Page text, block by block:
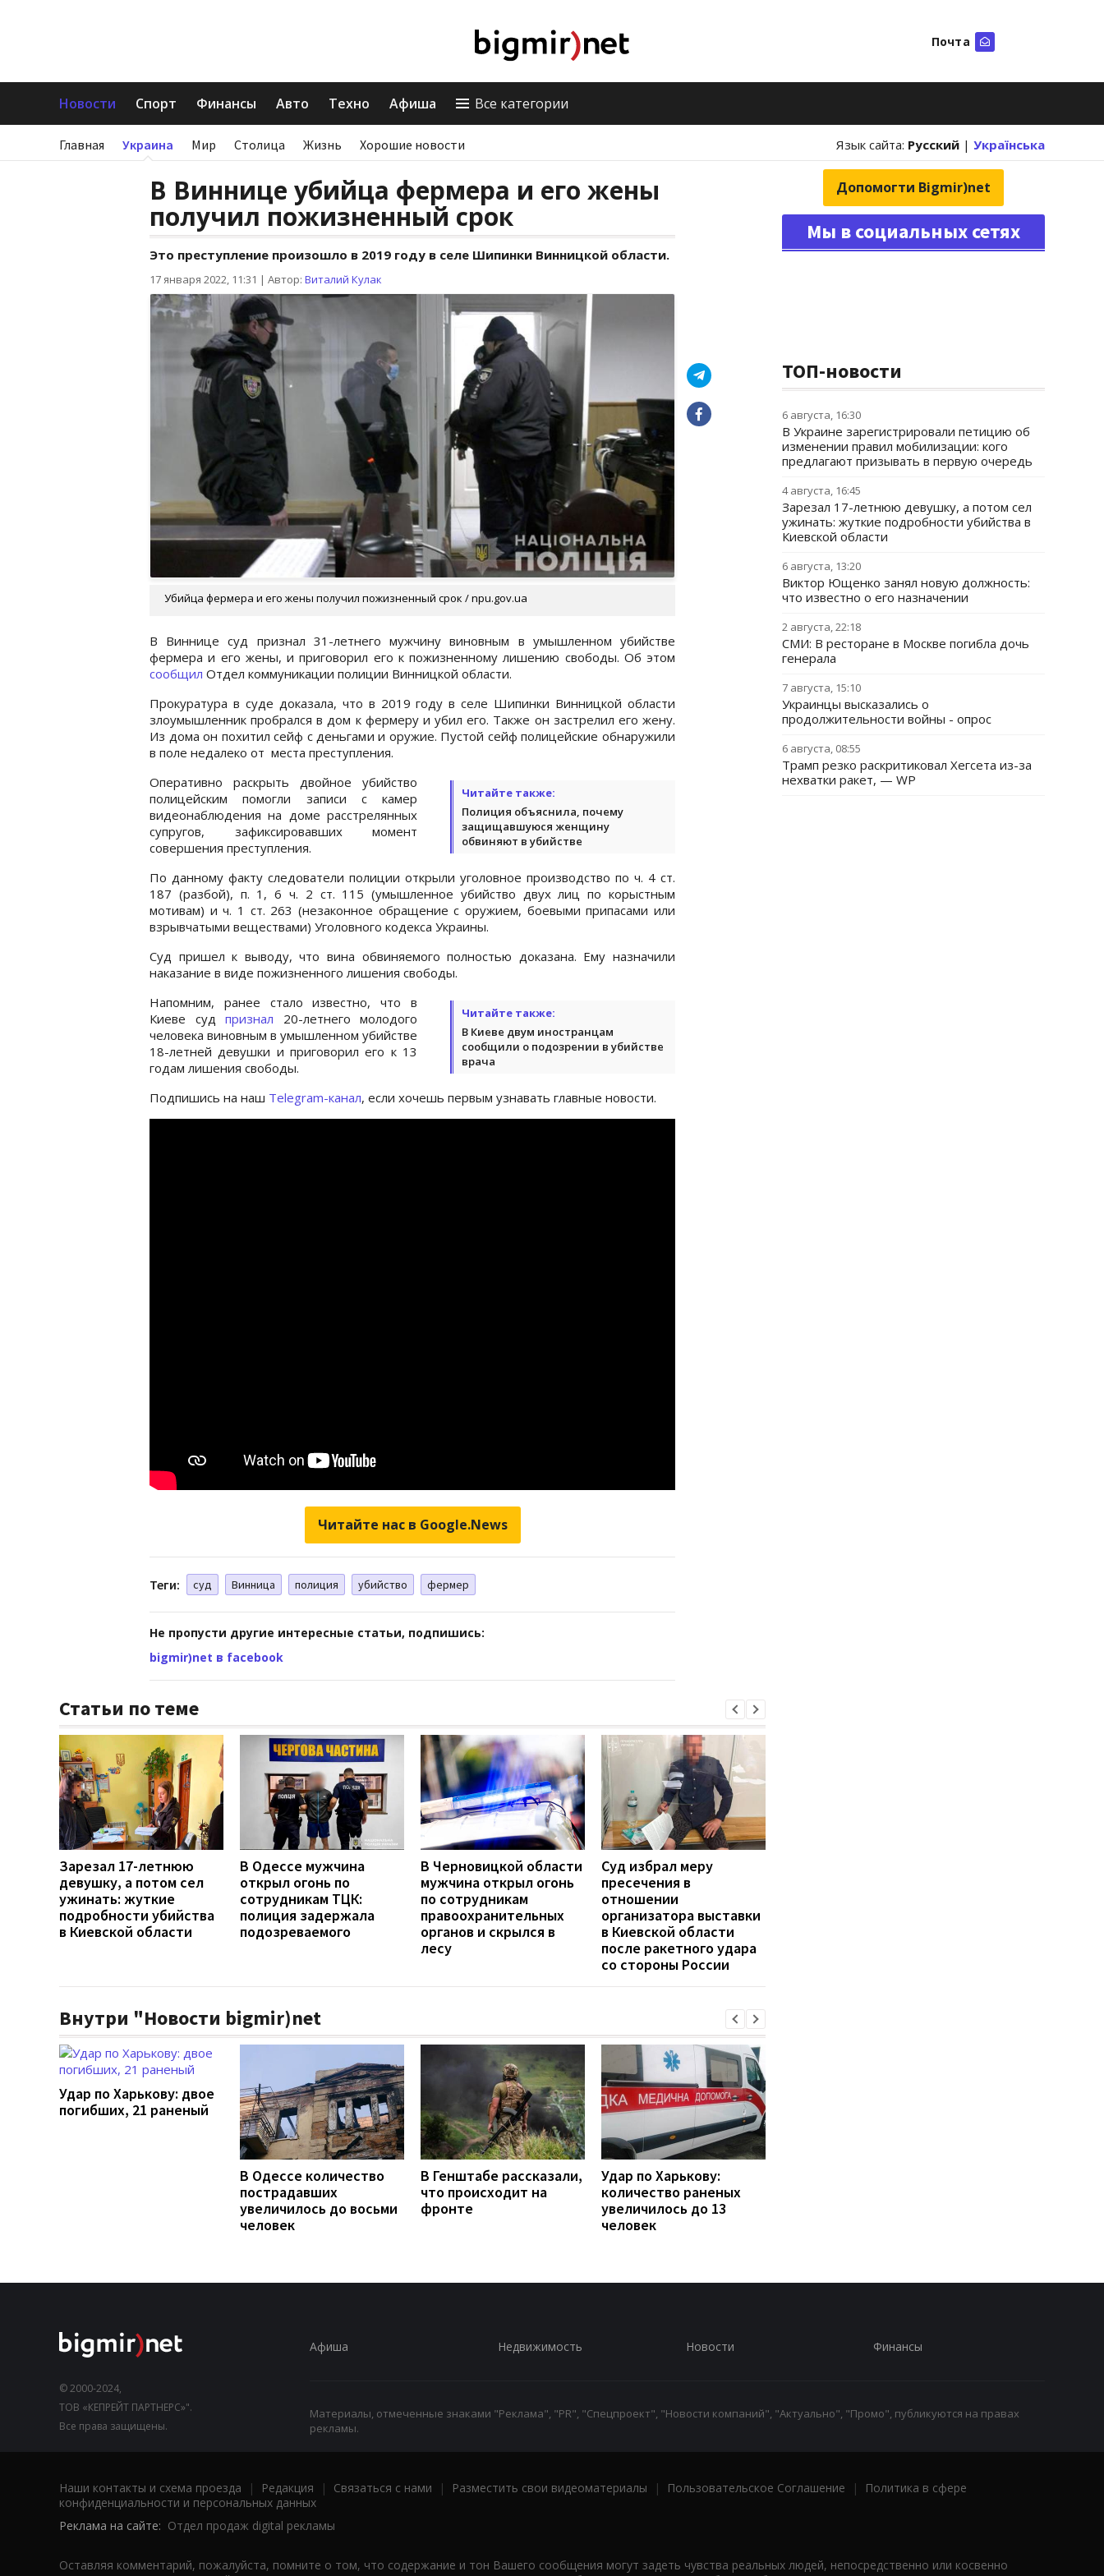
Почта
Новости Спорт Финансы Авто Техно Афиша Все категории
Главная Украина Мир Столица Жизнь Хорошие новости Язык сайта: Русский | Українська
В Виннице убийца фермера и его жены
получил пожизненный срок
Это преступление произошло в 2019 году в селе Шипинки Винницкой области.
17 января 2022, 11:31 | Автор: Виталий Кулак
Убийца фермера и его жены получил пожизненный срок / npu.gov.ua
В Виннице суд признал 31-летнего мужчину виновным в умышленном убийстве
фермера и его жены, и приговорил его к пожизненному лишению свободы. Об этом
сообщил Отдел коммуникации полиции Винницкой области.
Прокуратура в суде доказала, что в 2019 году в селе Шипинки Винницкой области
злоумышленник пробрался в дом к фермеру и убил его. Также он застрелил его жену.
Из дома он похитил сейф с деньгами и оружие. Пустой сейф полицейские обнаружили
в поле недалеко от места преступления.
Читайте также:
Полиция объяснила, почему
защищавшуюся женщину
обвиняют в убийстве
Оперативно раскрыть двойное убийство
полицейским помогли записи с камер
видеонаблюдения на доме расстрелянных
супругов, зафиксировавших момент
совершения преступления.
По данному факту следователи полиции открыли уголовное производство по ч. 4 ст.
187 (разбой), п. 1, 6 ч. 2 ст. 115 (умышленное убийство двух лиц по корыстным
мотивам) и ч. 1 ст. 263 (незаконное обращение с оружием, боевыми припасами или
взрывчатыми веществами) Уголовного кодекса Украины.
Суд пришел к выводу, что вина обвиняемого полностью доказана. Ему назначили
наказание в виде пожизненного лишения свободы.
Читайте также:
В Киеве двум иностранцам
сообщили о подозрении в убийстве
врача
Напомним, ранее стало известно, что в
Киеве суд признал 20-летнего молодого
человека виновным в умышленном убийстве
18-летней девушки и приговорил его к 13
годам лишения свободы.
Подпишись на наш Telegram-канал, если хочешь первым узнавать главные новости.
Читайте нас в Google.News
Теги: суд Винница полиция убийство фермер
Не пропусти другие интересные статьи, подпишись:
bigmir)net в facebook
Статьи по теме
Зарезал 17-летнюю
девушку, а потом сел
ужинать: жуткие
подробности убийства
в Киевской области
В Одессе мужчина
открыл огонь по
сотрудникам ТЦК:
полиция задержала
подозреваемого
В Черновицкой области
мужчина открыл огонь
по сотрудникам
правоохранительных
органов и скрылся в
лесу
Суд избрал меру
пресечения в
отношении
организатора выставки
в Киевской области
после ракетного удара
со стороны России
Внутри "Новости bigmir)net
Удар по Харькову: двое
погибших, 21 раненый
В Одессе количество
пострадавших
увеличилось до восьми
человек
В Генштабе рассказали,
что происходит на
фронте
Удар по Харькову:
количество раненых
увеличилось до 13
человек
Допомогти Bigmir)net
Мы в социальных сетях
ТОП-новости
6 августа, 16:30
В Украине зарегистрировали петицию об
изменении правил мобилизации: кого
предлагают призывать в первую очередь
4 августа, 16:45
Зарезал 17-летнюю девушку, а потом сел
ужинать: жуткие подробности убийства в
Киевской области
6 августа, 13:20
Виктор Ющенко занял новую должность:
что известно о его назначении
2 августа, 22:18
СМИ: В ресторане в Москве погибла дочь
генерала
7 августа, 15:10
Украинцы высказались о
продолжительности войны - опрос
6 августа, 08:55
Трамп резко раскритиковал Хегсета из-за
нехватки ракет, — WP
© 2000-2024,
ТОВ «КЕПРЕЙТ ПАРТНЕРС»".
Все права защищены.
Афиша Недвижимость Новости Финансы
Материалы, отмеченные знаками "Реклама", "PR", "Спецпроект", "Новости компаний", "Актуально", "Промо", публикуются на правах
рекламы.
Наши контакты и схема проезда | Редакция | Связаться с нами | Разместить свои видеоматериалы | Пользовательское Соглашение |
Политика в сфере
конфиденциальности и персональных данных
Реклама на сайте: Отдел продаж digital рекламы
Оставляя комментарий, пожалуйста, помните о том, что содержание и тон Вашего сообщения могут задеть чувства реальных людей, непосредственно или косвенно